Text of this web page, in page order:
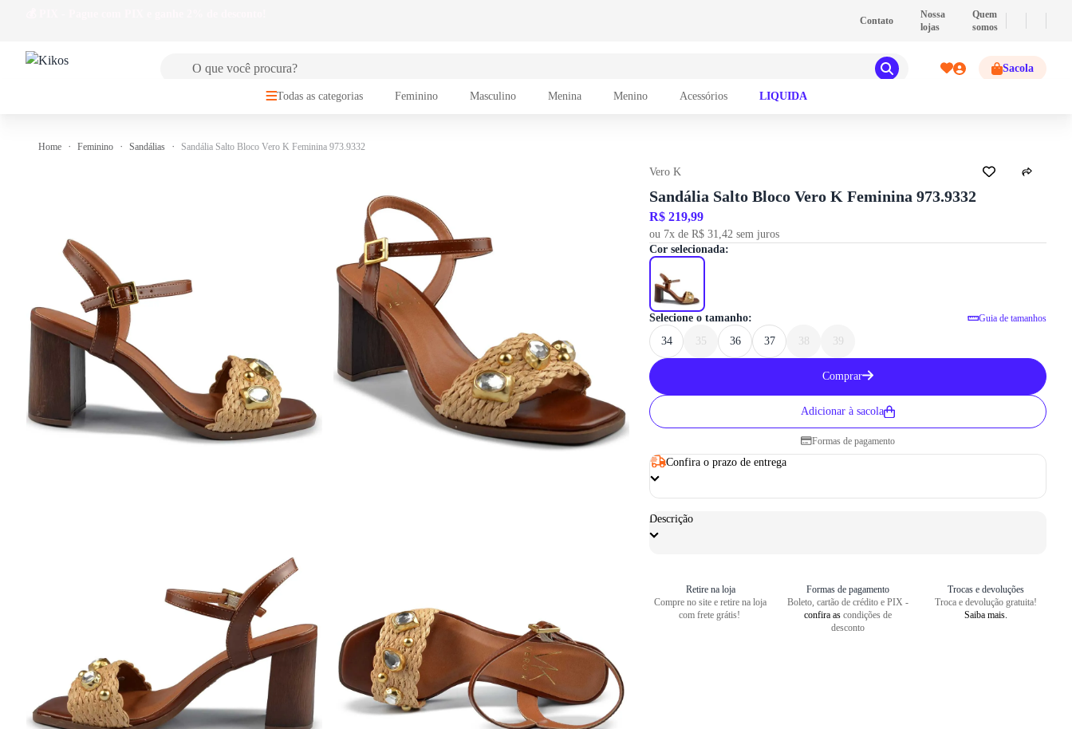
- Pague com PIX e ganhe 2% de desconto!
Contato
Nossa
lojas
Quem
somos
Sacola
Todas as categorias Feminino Masculino Menina Menino Acessórios LIQUIDA
Home Feminino Sandálias Sandália Salto Bloco Vero K Feminina 973.9332
Vero K
Sandália Salto Bloco Vero K Feminina 973.9332
R$ 219,99
ou 7x de R$ 31,42 sem juros
Selecione o tamanho: Guia de tamanhos
GUIA DE TAMANHOS
Sandália Salto Bloco Vero K Feminina
Como medir seu pé
Centralize o seu pé em uma
2 Faça um risco a partir do seu
3 Repita o risco na frente do dedão
34 35 36 37 38 39
Cor selecionada:
Comprar
Adicionar à sacola
Formas de pagamento
Confira o prazo de entrega
Descrição
Retire na loja
Compre no site e retire na loja
com frete grátis!
Formas de pagamento
Boleto, cartão de crédito e PIX -
confira as condições de
desconto
Trocas e devoluções
Troca e devolução gratuita!
Saiba mais.